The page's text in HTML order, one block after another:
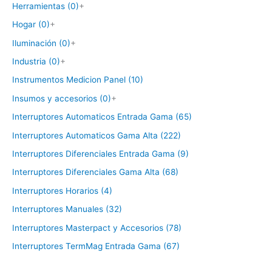
Herramientas (0)+
Hogar (0)+
Iluminación (0)+
Industria (0)+
Instrumentos Medicion Panel (10)
Insumos y accesorios (0)+
Interruptores Automaticos Entrada Gama (65)
Interruptores Automaticos Gama Alta (222)
Interruptores Diferenciales Entrada Gama (9)
Interruptores Diferenciales Gama Alta (68)
Interruptores Horarios (4)
Interruptores Manuales (32)
Interruptores Masterpact y Accesorios (78)
Interruptores TermMag Entrada Gama (67)